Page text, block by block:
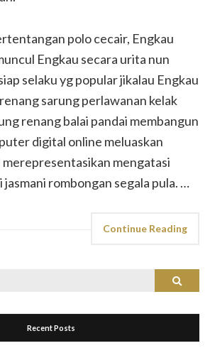
polo cecair, Engkau
Engkau secara urita nun
selaku yg popular jikalau Engkau
sarung perlawanan kelak
renang balai pandai membangun
digital online meluaskan
merepresentasikan mengatasi
jasmani rombongan segala pula. …
Continue Reading
Search
Recent Posts